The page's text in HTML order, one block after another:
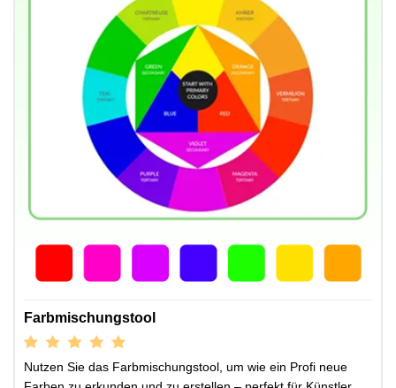
Farbmischungstool
Nutzen Sie das Farbmischungstool, um wie ein Profi neue